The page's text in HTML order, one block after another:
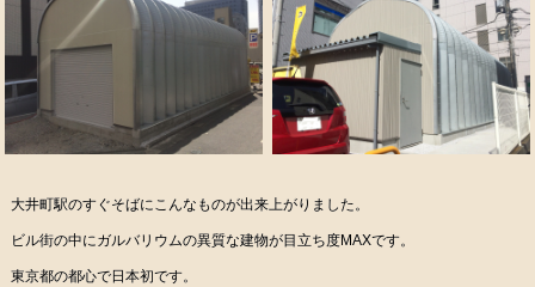
大井町駅のすぐそばにこんなものが出来上がりました。
ビル街の中にガルバリウムの異質な建物が目立ち度MAXです。
東京都の都心で日本初です。